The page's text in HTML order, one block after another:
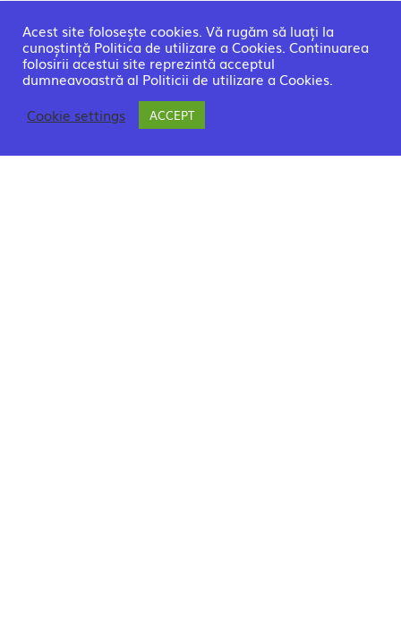
Acest site folosește cookies. Vă rugăm să luați la
cunoștință Politica de utilizare a Cookies. Continuarea
folosirii acestui site reprezintă acceptul
dumneavoastră al Politicii de utilizare a Cookies.
Cookie settings
ACCEPT